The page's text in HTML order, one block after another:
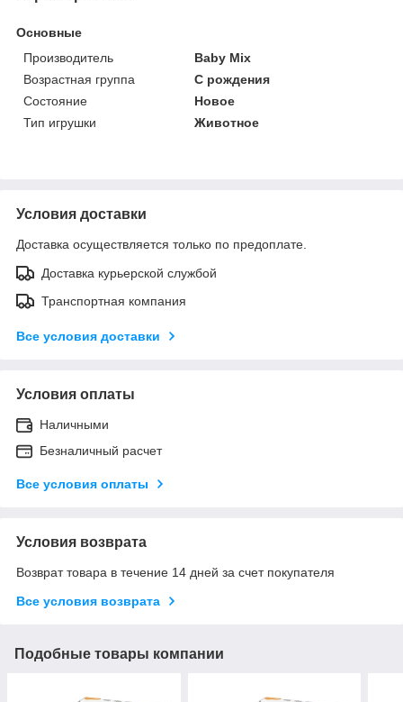
Основные
Производитель
Baby Mix
Возрастная группа
С рождения
Состояние
Новое
Тип игрушки
Животное
Условия доставки
Доставка осуществляется только по предоплате.
Доставка курьерской службой
Транспортная компания
Все условия доставки
Условия оплаты
Наличными
Безналичный расчет
Все условия оплаты
Условия возврата
Возврат товара в течение 14 дней за счет покупателя
Все условия возврата
Подобные товары компании